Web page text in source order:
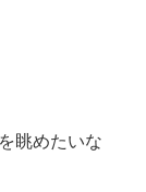
眺めたいな